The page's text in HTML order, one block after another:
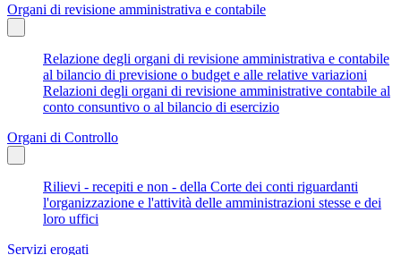
Organi di revisione amministrativa e contabile
Relazione degli organi di revisione amministrativa e contabile
al bilancio di previsione o budget e alle relative variazioni
Relazioni degli organi di revisione amministrative contabile al
conto consuntivo o al bilancio di esercizio
Organi di Controllo
Rilievi - recepiti e non - della Corte dei conti riguardanti
l'organizzazione e l'attività delle amministrazioni stesse e dei
loro uffici
Servizi erogati